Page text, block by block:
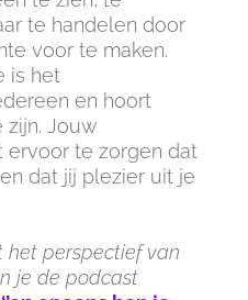
te handelen door
voor te maken.
is het
en hoort
Jouw
ervoor te zorgen dat
dat jij plezier uit je
het perspectief van
je de podcast